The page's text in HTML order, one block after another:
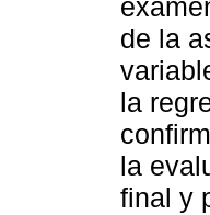
de la
la
la
final y